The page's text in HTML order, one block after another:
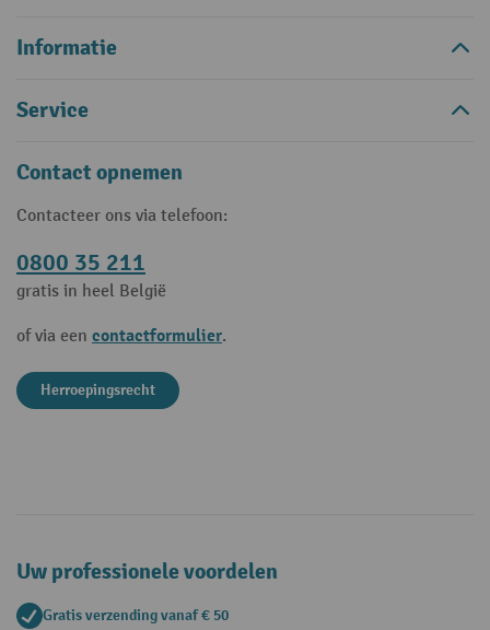
Informatie
Service
Contact opnemen
Contacteer ons via telefoon:
0800 35 211
gratis in heel België
of via een contactformulier.
Herroepingsrecht
Uw professionele voordelen
Gratis verzending vanaf € 50